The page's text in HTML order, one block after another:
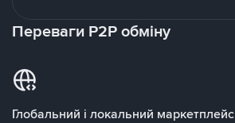
Переваги P2P обміну
Глобальний і локальний маркетплейс